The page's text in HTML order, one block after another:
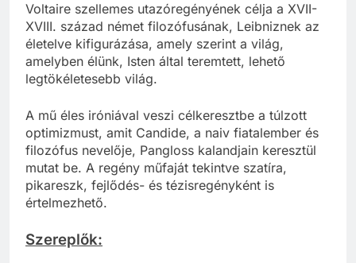
Voltaire szellemes utazóregényének célja a XVII-
XVIII. század német filozófusának, Leibniznek az
életelve kifigurázása, amely szerint a világ,
amelyben élünk, Isten által teremtett, lehető
legtökéletesebb világ.
A mű éles iróniával veszi célkeresztbe a túlzott
optimizmust, amit Candide, a naiv fiatalember és
filozófus nevelője, Pangloss kalandjain keresztül
mutat be. A regény műfaját tekintve szatíra,
pikareszk, fejlődés- és tézisregényként is
értelmezhető.
Szereplők: